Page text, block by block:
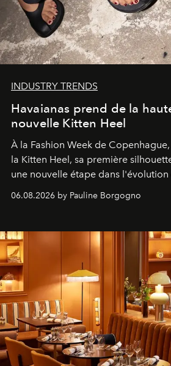
INDUSTRY TRENDS
Havaianas prend de la
nouvelle Kitten Heel
À la Fashion Week de
la Kitten Heel, sa première
une nouvelle étape dans
06.08.2026 by Pauline Borgogno